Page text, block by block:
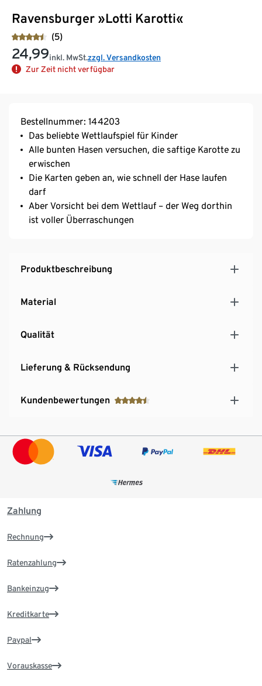
Ravensburger »Lotti Karotti«
(5)
24,99inkl. MwSt.zzgl. Versandkosten
Zur Zeit nicht verfügbar
Bestellnummer: 144203
Das beliebte Wettlaufspiel für Kinder
Alle bunten Hasen versuchen, die saftige Karotte zu
erwischen
Die Karten geben an, wie schnell der Hase laufen
darf
Aber Vorsicht bei dem Wettlauf – der Weg dorthin
ist voller Überraschungen
Produktbeschreibung
Material
Qualität
Lieferung & Rücksendung
Kundenbewertungen
Zahlung
Rechnung
Ratenzahlung
Bankeinzug
Kreditkarte
Paypal
Vorauskasse